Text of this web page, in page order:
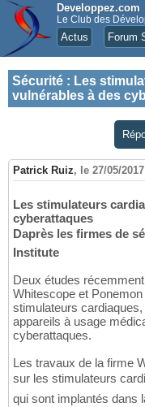
Developpez.com
Le Club des
Actus
Sécurité : Les
vulnérables à des
Patrick Ruiz, le 27/05/
Les stimulateurs
cyberattaques
Daprès les firmes de
Institute
Deux études
Whitescope et
stimulateurs
appareils à usage
cyberattaques.
Les travaux de la firme
sur les stimulateurs
qui sont implantés dans